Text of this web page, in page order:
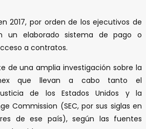
2017, por orden de los ejecutivos de
un elaborado sistema de pago o
a contratos.
de una amplia investigación sobre la
que llevan a cabo tanto el
de los Estados Unidos y la
Commission (SEC, por sus siglas en
de ese país), según las fuentes